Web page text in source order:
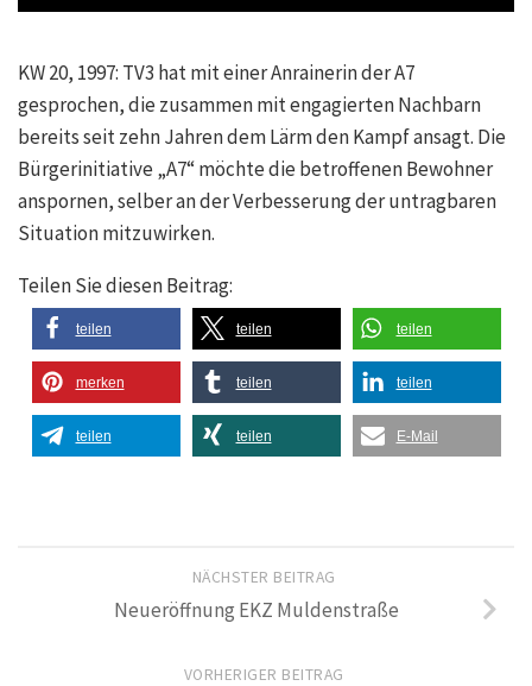
KW 20, 1997: TV3 hat mit einer Anrainerin der A7
gesprochen, die zusammen mit engagierten Nachbarn
bereits seit zehn Jahren dem Lärm den Kampf ansagt. Die
Bürgerinitiative „A7“ möchte die betroffenen Bewohner
anspornen, selber an der Verbesserung der untragbaren
Situation mitzuwirken.
Teilen Sie diesen Beitrag:
teilen teilen teilen
merken teilen teilen
teilen teilen E-Mail
NÄCHSTER BEITRAG
Neueröffnung EKZ Muldenstraße
VORHERIGER BEITRAG